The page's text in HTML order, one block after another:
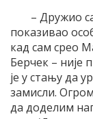
– Дружио
показивао
кад сам срео
Берчек – није
је у стању да
замисли.
да доделим